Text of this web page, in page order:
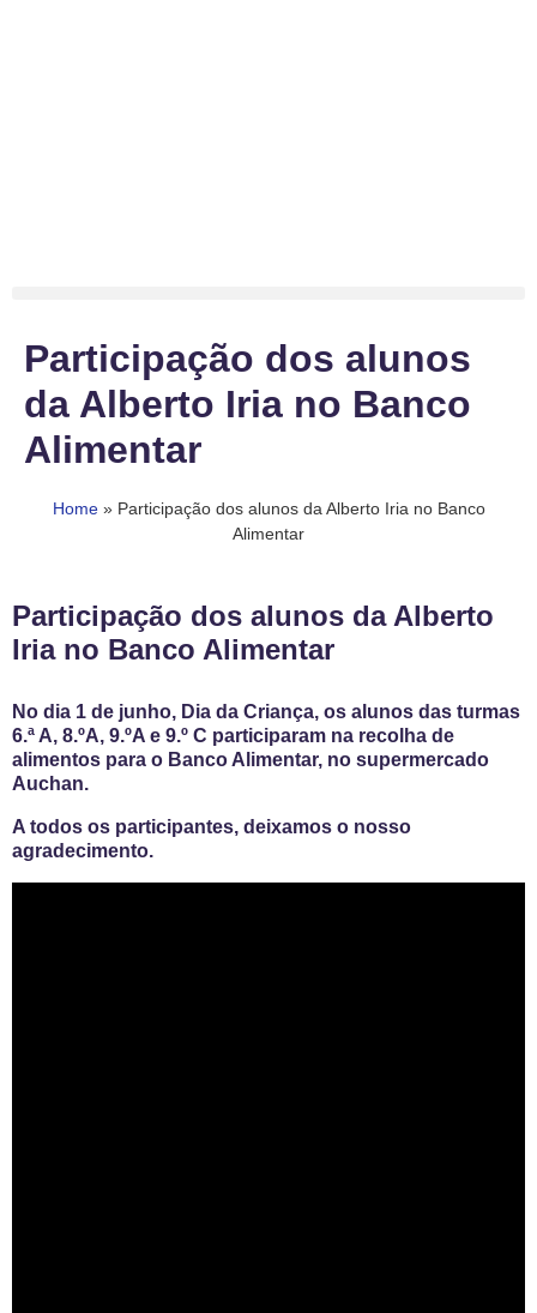
Participação dos alunos
da Alberto Iria no Banco
Alimentar
Home» Participação dos alunos da Alberto Iria no Banco
Alimentar
Participação dos alunos da Alberto
Iria no Banco Alimentar
No dia 1 de junho, Dia da Criança, os alunos das turmas
6.ª A, 8.ºA, 9.ºA e 9.º C participaram na recolha de
alimentos para o Banco Alimentar, no supermercado
Auchan.
A todos os participantes, deixamos o nosso
agradecimento.